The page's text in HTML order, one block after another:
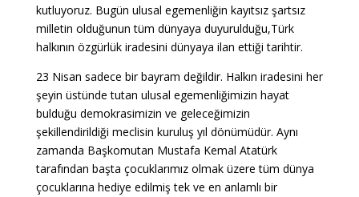
kutluyoruz. Bugün ulusal egemenliğin kayıtsız şartsız
milletin olduğunun tüm dünyaya duyurulduğu,Türk
halkının özgürlük iradesini dünyaya ilan ettiği tarihtir.
23 Nisan sadece bir bayram değildir. Halkın iradesini her
şeyin üstünde tutan ulusal egemenliğimizin hayat
bulduğu demokrasimizin ve geleceğimizin
şekillendirildiği meclisin kuruluş yıl dönümüdür. Aynı
zamanda Başkomutan Mustafa Kemal Atatürk
tarafından başta çocuklarımız olmak üzere tüm dünya
çocuklarına hediye edilmiş tek ve en anlamlı bir